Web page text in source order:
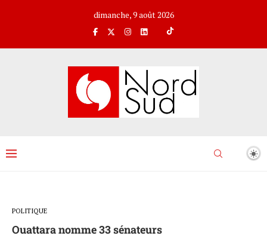
dimanche, 9 août 2026
POLITIQUE
Ouattara nomme 33 sénateurs